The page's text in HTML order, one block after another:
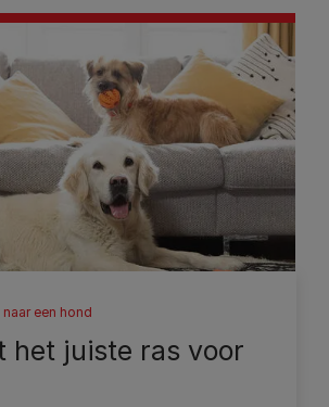
een hond
het juiste ras voor